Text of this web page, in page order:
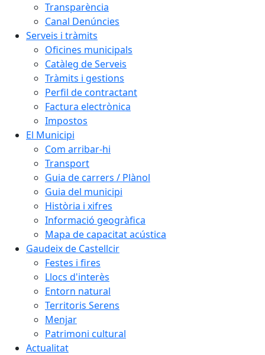
Transparència
Canal Denúncies
Serveis i tràmits
Oficines municipals
Catàleg de Serveis
Tràmits i gestions
Perfil de contractant
Factura electrònica
Impostos
El Municipi
Com arribar-hi
Transport
Guia de carrers / Plànol
Guia del municipi
Història i xifres
Informació geogràfica
Mapa de capacitat acústica
Gaudeix de Castellcir
Festes i fires
Llocs d'interès
Entorn natural
Territoris Serens
Menjar
Patrimoni cultural
Actualitat